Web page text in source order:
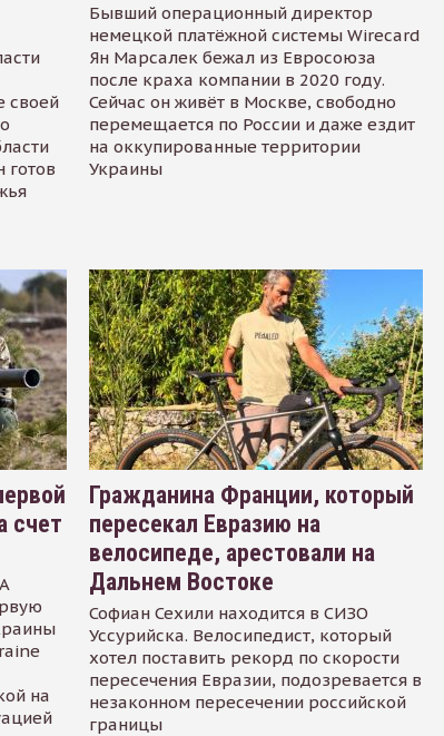
своей
готов
Бывший операционный директор
немецкой платёжной системы Wirecard
Ян Марсалек бежал из Евросоюза
после краха компании в 2020 году.
Сейчас он живёт в Москве, свободно
перемещается по России и даже ездит
на оккупированные территории
Украины
счет
на
Гражданина Франции, который
пересекал Евразию на
велосипеде, арестовали на
Дальнем Востоке
Софиан Сехили находится в СИЗО
Уссурийска. Велосипедист, который
хотел поставить рекорд по скорости
пересечения Евразии, подозревается в
незаконном пересечении российской
границы